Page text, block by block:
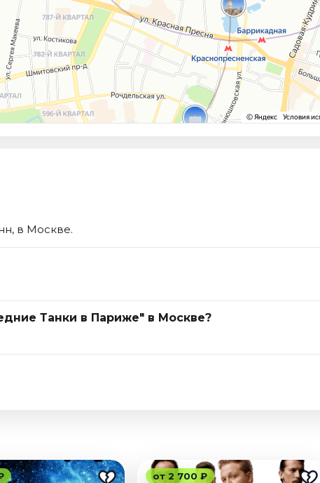
в Москве.
Танки в Париже" в Москве?
от 2 700 ₽